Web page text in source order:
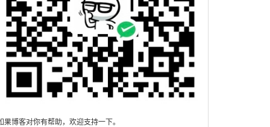
果博客对你有帮助，欢迎支持一下。